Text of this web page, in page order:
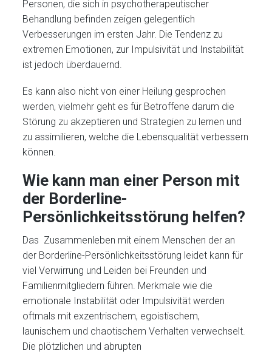
Personen, die sich in psychotherapeutischer
Behandlung befinden zeigen gelegentlich
Verbesserungen im ersten Jahr. Die Tendenz zu
extremen Emotionen, zur Impulsivität und Instabilität
ist jedoch überdauernd.
Es kann also nicht von einer Heilung gesprochen
werden, vielmehr geht es für Betroffene darum die
Störung zu akzeptieren und Strategien zu lernen und
zu assimilieren, welche die Lebensqualität verbessern
können.
Wie kann man einer Person mit
der Borderline-
Persönlichkeitsstörung helfen?
Das Zusammenleben mit einem Menschen der an
der Borderline-Persönlichkeitsstörung leidet kann für
viel Verwirrung und Leiden bei Freunden und
Familienmitgliedern führen. Merkmale wie die
emotionale Instabilität oder Impulsivität werden
oftmals mit exzentrischem, egoistischem,
launischem und chaotischem Verhalten verwechselt.
Die plötzlichen und abrupten